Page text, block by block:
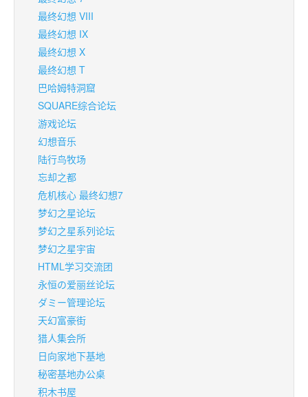
最终幻想 VIII
最终幻想 IX
最终幻想 X
最终幻想 T
巴哈姆特洞窟
SQUARE综合论坛
游戏论坛
幻想音乐
陆行鸟牧场
忘却之都
危机核心 最终幻想7
梦幻之星论坛
梦幻之星系列论坛
梦幻之星宇宙
HTML学习交流团
永恒の爱丽丝论坛
ダミー管理论坛
天幻富豪街
猎人集会所
日向家地下基地
秘密基地办公桌
积木书屋